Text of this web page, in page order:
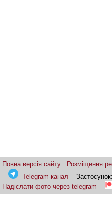
Повна версія сайту Розміщення
Telegram-канал
Застосунок:
Надіслати фото через telegram